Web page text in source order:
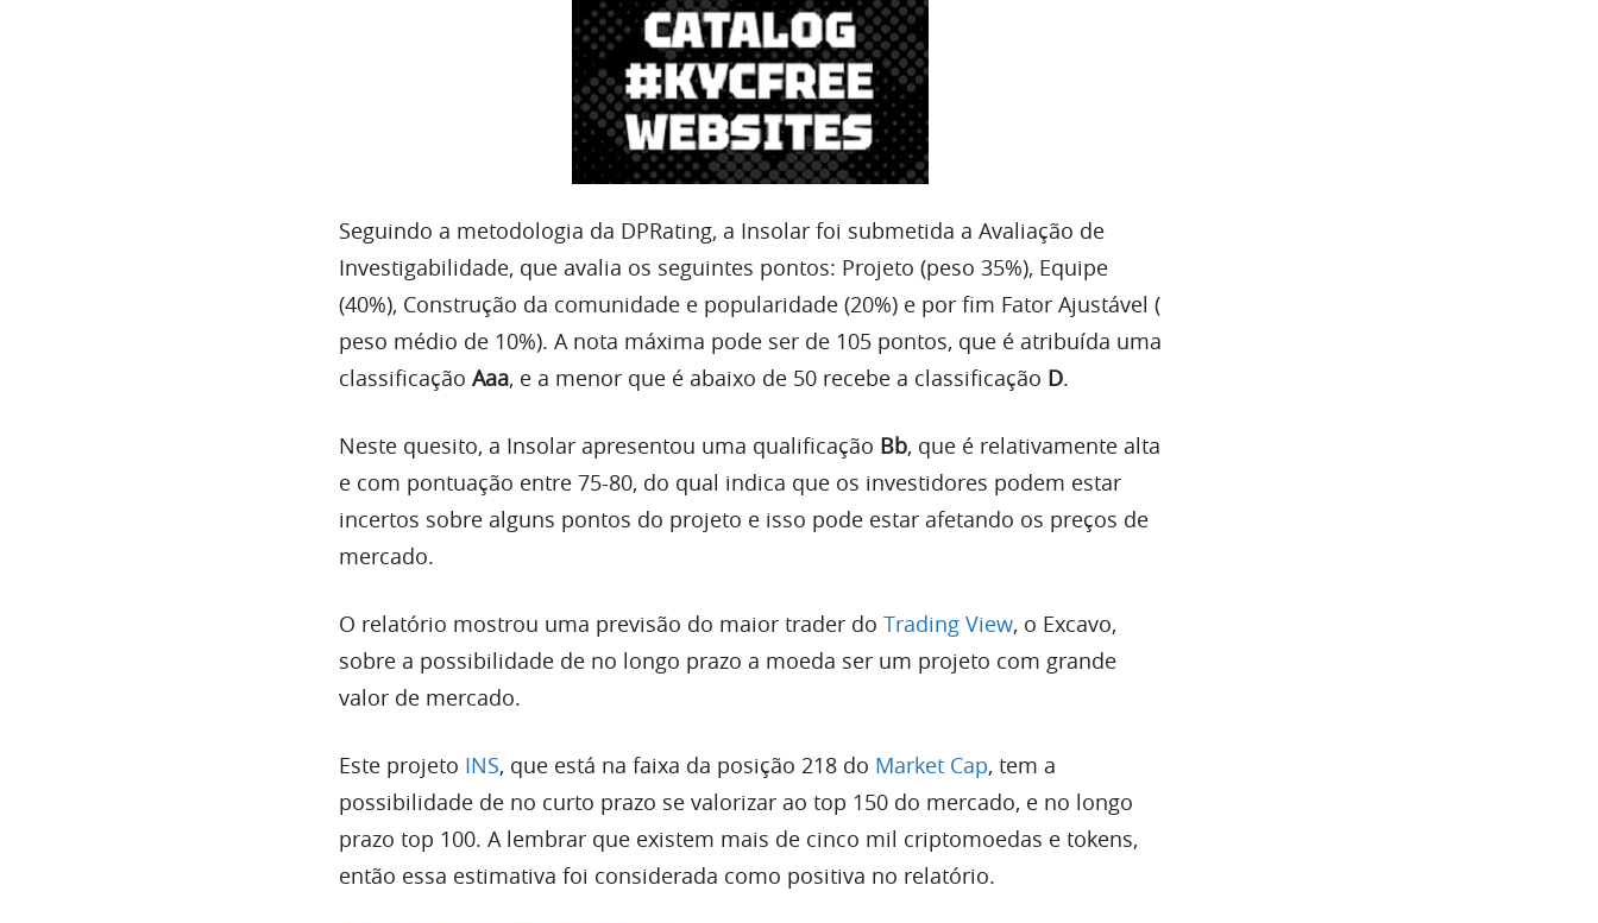
Seguindo a metodologia da DPRating, a Insolar foi submetida a Avaliação de
Investigabilidade, que avalia os seguintes pontos: Projeto (peso 35%), Equipe
(40%), Construção da comunidade e popularidade (20%) e por fim Fator Ajustável (
peso médio de 10%). A nota máxima pode ser de 105 pontos, que é atribuída uma
classificação Aaa, e a menor que é abaixo de 50 recebe a classificação D.
Neste quesito, a Insolar apresentou uma qualificação Bb, que é relativamente alta
e com pontuação entre 75-80, do qual indica que os investidores podem estar
incertos sobre alguns pontos do projeto e isso pode estar afetando os preços de
mercado.
O relatório mostrou uma previsão do maior trader do Trading View, o Excavo,
sobre a possibilidade de no longo prazo a moeda ser um projeto com grande
valor de mercado.
Este projeto INS, que está na faixa da posição 218 do Market Cap, tem a
possibilidade de no curto prazo se valorizar ao top 150 do mercado, e no longo
prazo top 100. A lembrar que existem mais de cinco mil criptomoedas e tokens,
então essa estimativa foi considerada como positiva no relatório.